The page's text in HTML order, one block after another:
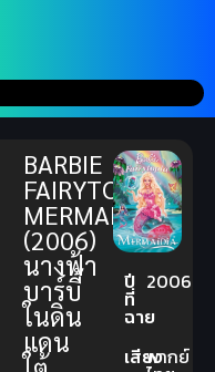
BARBIE
FAIRYTOPIA
MERMAIDIA
(2006)
นางฟ้า
บาร์บี้
ในดิน
แดน
ปี
ที่
ฉาย
2006
เสียงพากย์